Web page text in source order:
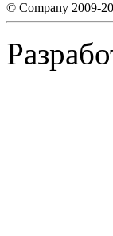
© Company 2009-